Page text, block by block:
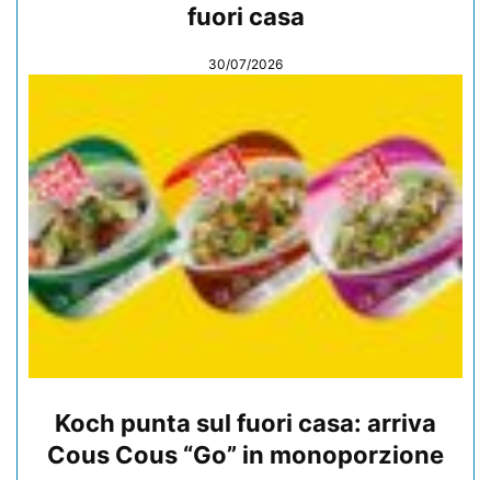
fuori casa
30/07/2026
Koch punta sul fuori casa: arriva
Cous Cous “Go” in monoporzione